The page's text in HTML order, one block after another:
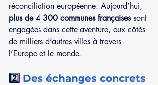
réconciliation européenne. Aujourd’hui,
plus de 4 300 communes françaises sont
engagées dans cette aventure, aux côtés
de milliers d’autres villes à travers
l’Europe et le monde.
2️⃣ Des échanges concrets